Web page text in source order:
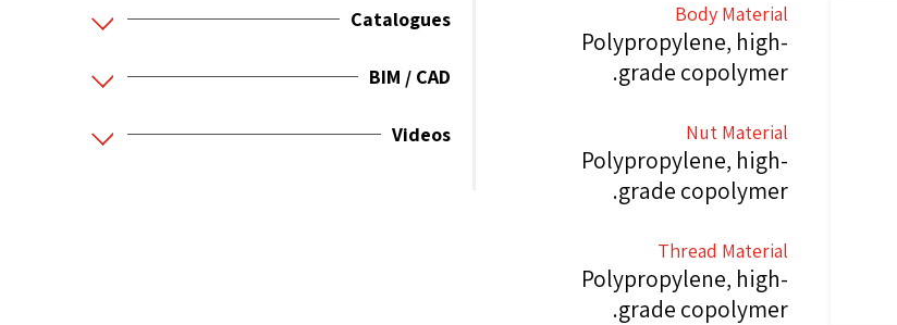
Body Material
Polypropylene, high-
grade copolymer.
Nut Material
Polypropylene, high-
grade copolymer.
Thread Material
Polypropylene, high-
grade copolymer.
Catalogues
BIM / CAD
Videos